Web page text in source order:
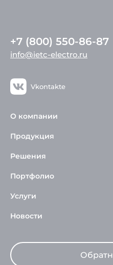
+7 (800) 550-86-87
info@ietc-electro.ru
Vkontakte
О компании
Продукция
Решения
Портфолио
Услуги
Новости